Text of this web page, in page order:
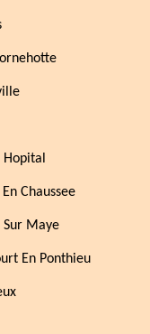
Chaussee
Maye
En Ponthieu